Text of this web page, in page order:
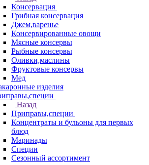
Консервация
Грибная консервация
Джем,варенье
Консервированные овощи
Мясные консервы
Рыбные консервы
Оливки,маслины
Фруктовые консервы
Мед
изделия
Назад
Приправы,специи
Концентраты и бульоны для первых
блюд
Маринады
Специи
Сезонный ассортимент